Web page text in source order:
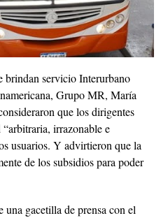
brindan servicio Interurbano
Grupo MR, María
que los dirigentes
irrazonable e
usuarios. Y advirtieron que la
de los subsidios para poder
una gacetilla de prensa con el